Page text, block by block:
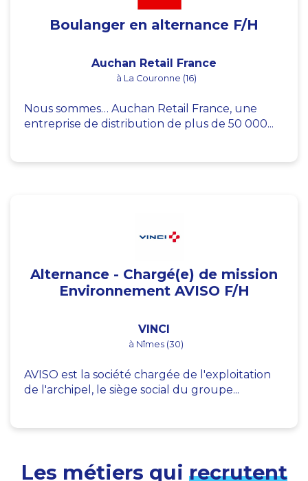
Boulanger en alternance F/H
Auchan Retail France
à La Couronne (16)
Nous sommes… Auchan Retail France, une
entreprise de distribution de plus de 50 000...
Alternance - Chargé(e) de mission
Environnement AVISO F/H
VINCI
à Nîmes (30)
AVISO est la société chargée de l'exploitation
de l'archipel, le siège social du groupe...
Les métiers qui recrutent